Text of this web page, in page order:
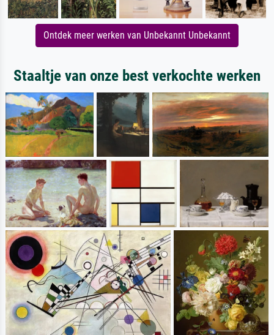
Ontdek meer werken van Unbekannt Unbekannt
Staaltje van onze best verkochte werken